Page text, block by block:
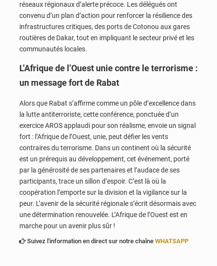
réseaux régionaux d’alerte précoce. Les délégués ont
convenu d’un plan d’action pour renforcer la résilience des
infrastructures critiques, des ports de Cotonou aux gares
routières de Dakar, tout en impliquant le secteur privé et les
communautés locales.
L’Afrique de l’Ouest unie contre le terrorisme :
un message fort de Rabat
Alors que Rabat s’affirme comme un pôle d’excellence dans
la lutte antiterroriste, cette conférence, ponctuée d’un
exercice AROS applaudi pour son réalisme, envoie un signal
fort : l’Afrique de l’Ouest, unie, peut défier les vents
contraires du terrorisme. Dans un continent où la sécurité
est un prérequis au développement, cet événement, porté
par la générosité de ses partenaires et l’audace de ses
participants, trace un sillon d’espoir. C’est là où la
coopération l’emporte sur la division et la vigilance sur la
peur. L’avenir de la sécurité régionale s’écrit désormais avec
une détermination renouvelée. L’Afrique de l’Ouest est en
marche pour un avenir plus sûr !
Suivez l'information en direct sur notre chaîne WHATSAPP